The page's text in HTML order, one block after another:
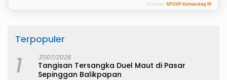
Sumber: SP2KP Kemendag RI
Terpopuler
1 31/07/2026
Tangisan Tersangka Duel Maut di Pasar
Sepinggan Balikpapan